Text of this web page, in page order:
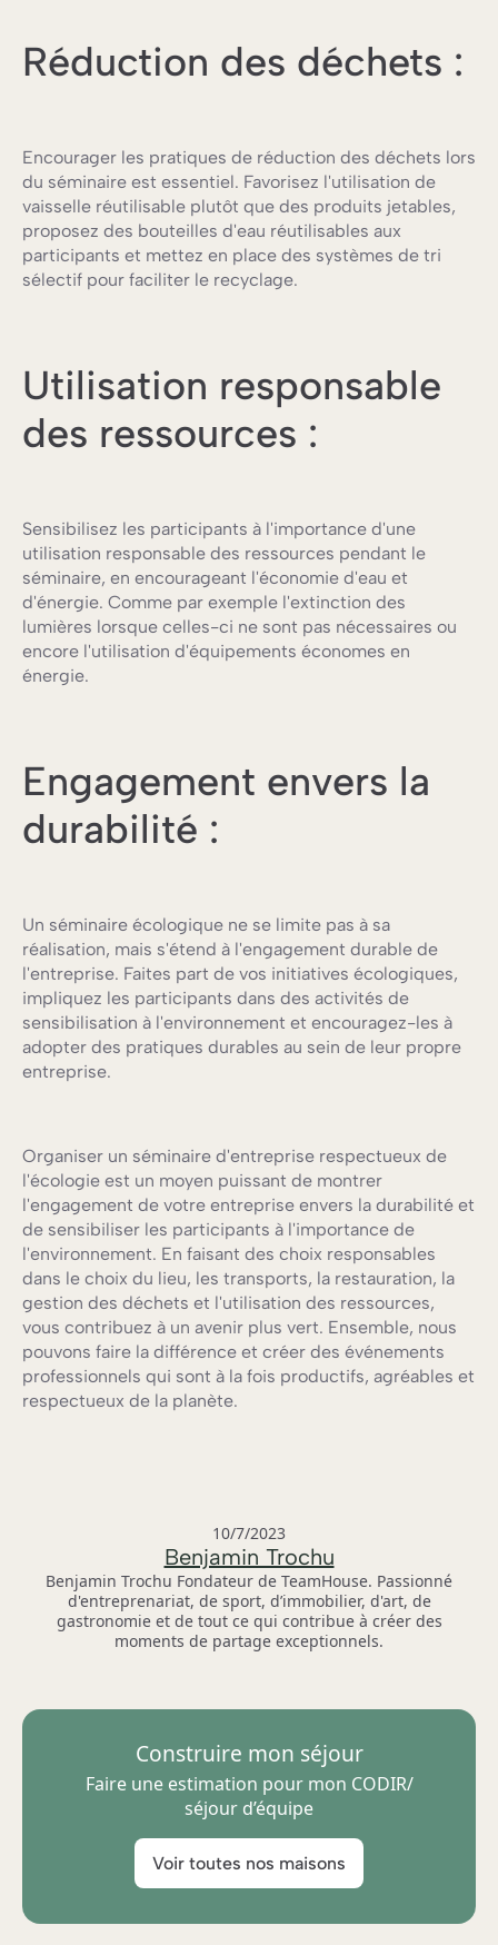
Construire mon séjour
Faire une estimation pour mon CODIR/
séjour d’équipe
Voir toutes nos maisons
Réduction des déchets :
Encourager les pratiques de réduction des déchets lors
du séminaire est essentiel. Favorisez l'utilisation de
vaisselle réutilisable plutôt que des produits jetables,
proposez des bouteilles d'eau réutilisables aux
participants et mettez en place des systèmes de tri
sélectif pour faciliter le recyclage.
Utilisation responsable
des ressources :
Sensibilisez les participants à l'importance d'une
utilisation responsable des ressources pendant le
séminaire, en encourageant l'économie d'eau et
d'énergie. Comme par exemple l'extinction des
lumières lorsque celles-ci ne sont pas nécessaires ou
encore l'utilisation d'équipements économes en
énergie.
Engagement envers la
durabilité :
Un séminaire écologique ne se limite pas à sa
réalisation, mais s'étend à l'engagement durable de
l'entreprise. Faites part de vos initiatives écologiques,
impliquez les participants dans des activités de
sensibilisation à l'environnement et encouragez-les à
adopter des pratiques durables au sein de leur propre
entreprise.
Organiser un séminaire d'entreprise respectueux de
l'écologie est un moyen puissant de montrer
l'engagement de votre entreprise envers la durabilité et
de sensibiliser les participants à l'importance de
l'environnement. En faisant des choix responsables
dans le choix du lieu, les transports, la restauration, la
gestion des déchets et l'utilisation des ressources,
vous contribuez à un avenir plus vert. Ensemble, nous
pouvons faire la différence et créer des événements
professionnels qui sont à la fois productifs, agréables et
respectueux de la planète.
10/7/2023
Benjamin Trochu
Benjamin Trochu Fondateur de TeamHouse. Passionné
d'entreprenariat, de sport, d’immobilier, d'art, de
gastronomie et de tout ce qui contribue à créer des
moments de partage exceptionnels.